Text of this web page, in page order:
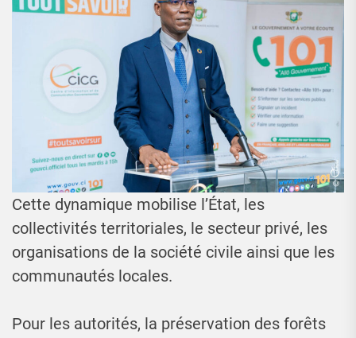
Cette dynamique mobilise l’État, les
collectivités territoriales, le secteur privé, les
organisations de la société civile ainsi que les
communautés locales.
Pour les autorités, la préservation des forêts